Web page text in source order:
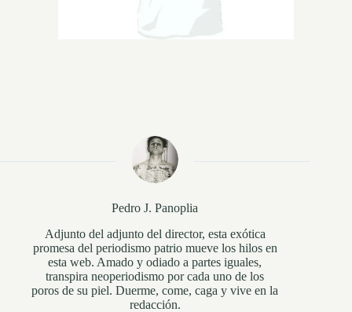
Pedro J. Panoplia
Adjunto del adjunto del director, esta exótica
promesa del periodismo patrio mueve los hilos en
esta web. Amado y odiado a partes iguales,
transpira neoperiodismo por cada uno de los
poros de su piel. Duerme, come, caga y vive en la
redacción.